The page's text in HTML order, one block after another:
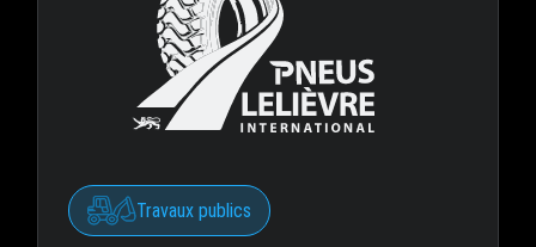
Travaux publics